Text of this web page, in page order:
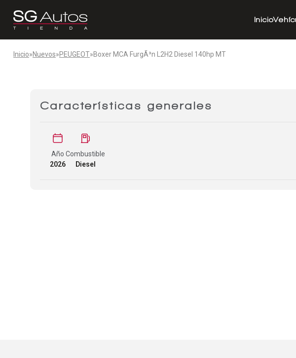
Inicio
Inicio»Nuevos»PEUGEOT»Boxer MCA FurgÃ³n L2H2 Diesel 140hp MT
Características generales
Año
2026
Combustible
Diesel